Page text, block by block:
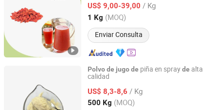
US$ 9,00-39,00 / Kg
1 Kg (MOQ)
Enviar Consulta
Shandong, China Desde 2018
Polvode jugode piña en sprayde alta
calidad
US$ 8,3-8,6 / Kg
500 Kg (MOQ)
Shanghai Sinospices Sourcing Ltd.
Shanghai, China Desde 2021